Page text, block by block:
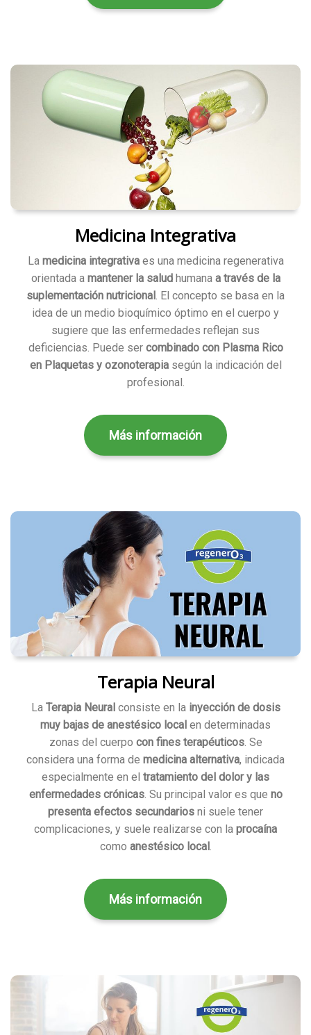
Medicina Integrativa
La medicina integrativaes una medicina regenerativa
orientada amantener la saludhumana a través de la
suplementación nutricional. El concepto se basa en la
idea de un medio bioquímico óptimo en el cuerpo y
sugiere que las enfermedades reflejan sus
deficiencias. Puede ser combinado con Plasma Rico
en Plaquetas y ozonoterapiasegún la indicación del
profesional.
Más información
Terapia Neural
La Terapia Neuralconsiste en la inyección de dosis
muy bajas de anestésico local en determinadas
zonas del cuerpo con fines terapéuticos. Se
considera una forma de medicina alternativa, indicada
especialmente en el tratamiento del dolor y las
enfermedades crónicas. Su principal valor es que no
presenta efectos secundarios ni suele tener
complicaciones, y suele realizarse con la procaína
como anestésico local.
Más información